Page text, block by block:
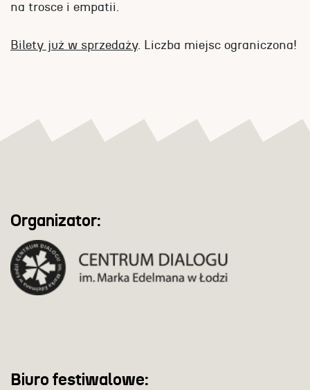
na trosce i empatii.
Bilety już w sprzedaży. Liczba miejsc ograniczona!
Organizator:
Biuro festiwalowe: